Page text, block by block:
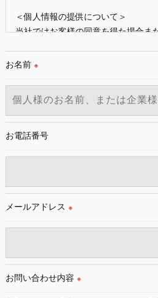
＜個人情報の提供について＞
当社ではお客様の同意を得た場合ま
取得した個人情報を第三者に提供す
当社では、利用目的の達成に必要な
外部に委託する場合があります。
これらの委託先に対しては個人情報
当社では、個人情報の漏洩等がなさ
理対策を実施します。
をご提供できない場合がございます
お名前 ※
お電話番号
メールアドレス ※
お問い合わせ内容 ※